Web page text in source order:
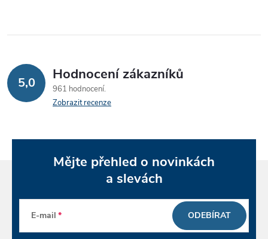
5,0 Hodnocení zákazníků
961 hodnocení
Zobrazit recenze
Mějte přehled o novinkách
a slevách
E-mail ODEBÍRAT